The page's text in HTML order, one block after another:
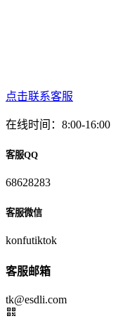
点击联系客服
在线时间：8:00-16:00
客服QQ
68628283
客服微信
konfutiktok
客服邮箱
tk@esdli.com